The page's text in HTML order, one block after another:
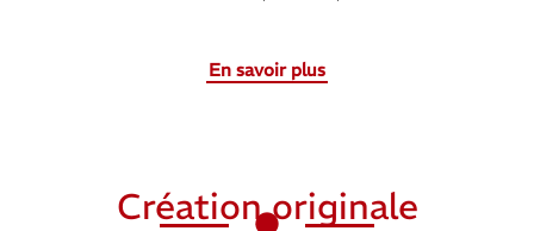
En savoir plus
Création originale